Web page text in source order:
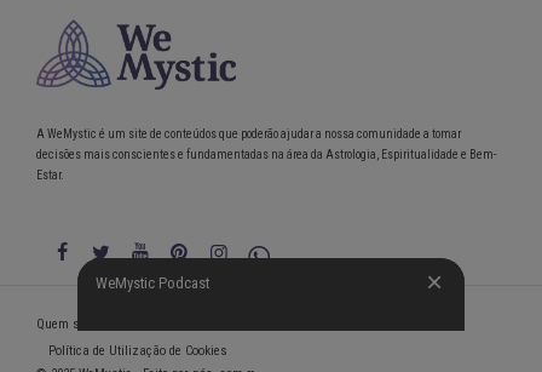
WeMystic Podcast
A WeMystic é um site de conteúdos que poderão ajudar a nossa comunidade a tomar
decisões mais conscientes e fundamentadas na área da Astrologia, Espiritualidade e Bem-
Estar.
WeMystic Podcast
Quem somos
Política de Utilização de Cookies